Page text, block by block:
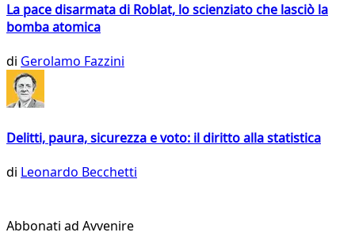
La pace disarmata di Roblat, lo scienziato che lasciò la
bomba atomica
di Gerolamo Fazzini
Delitti, paura, sicurezza e voto: il diritto alla statistica
di Leonardo Becchetti
Abbonati ad Avvenire